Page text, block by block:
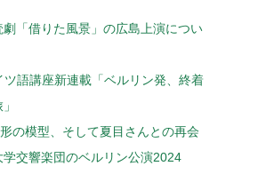
劇「借りた風景」の広島上演につい
ツ語講座新連載「ベルリン発、終着
の模型、そして夏目さんとの再会
学交響楽団のベルリン公演2024